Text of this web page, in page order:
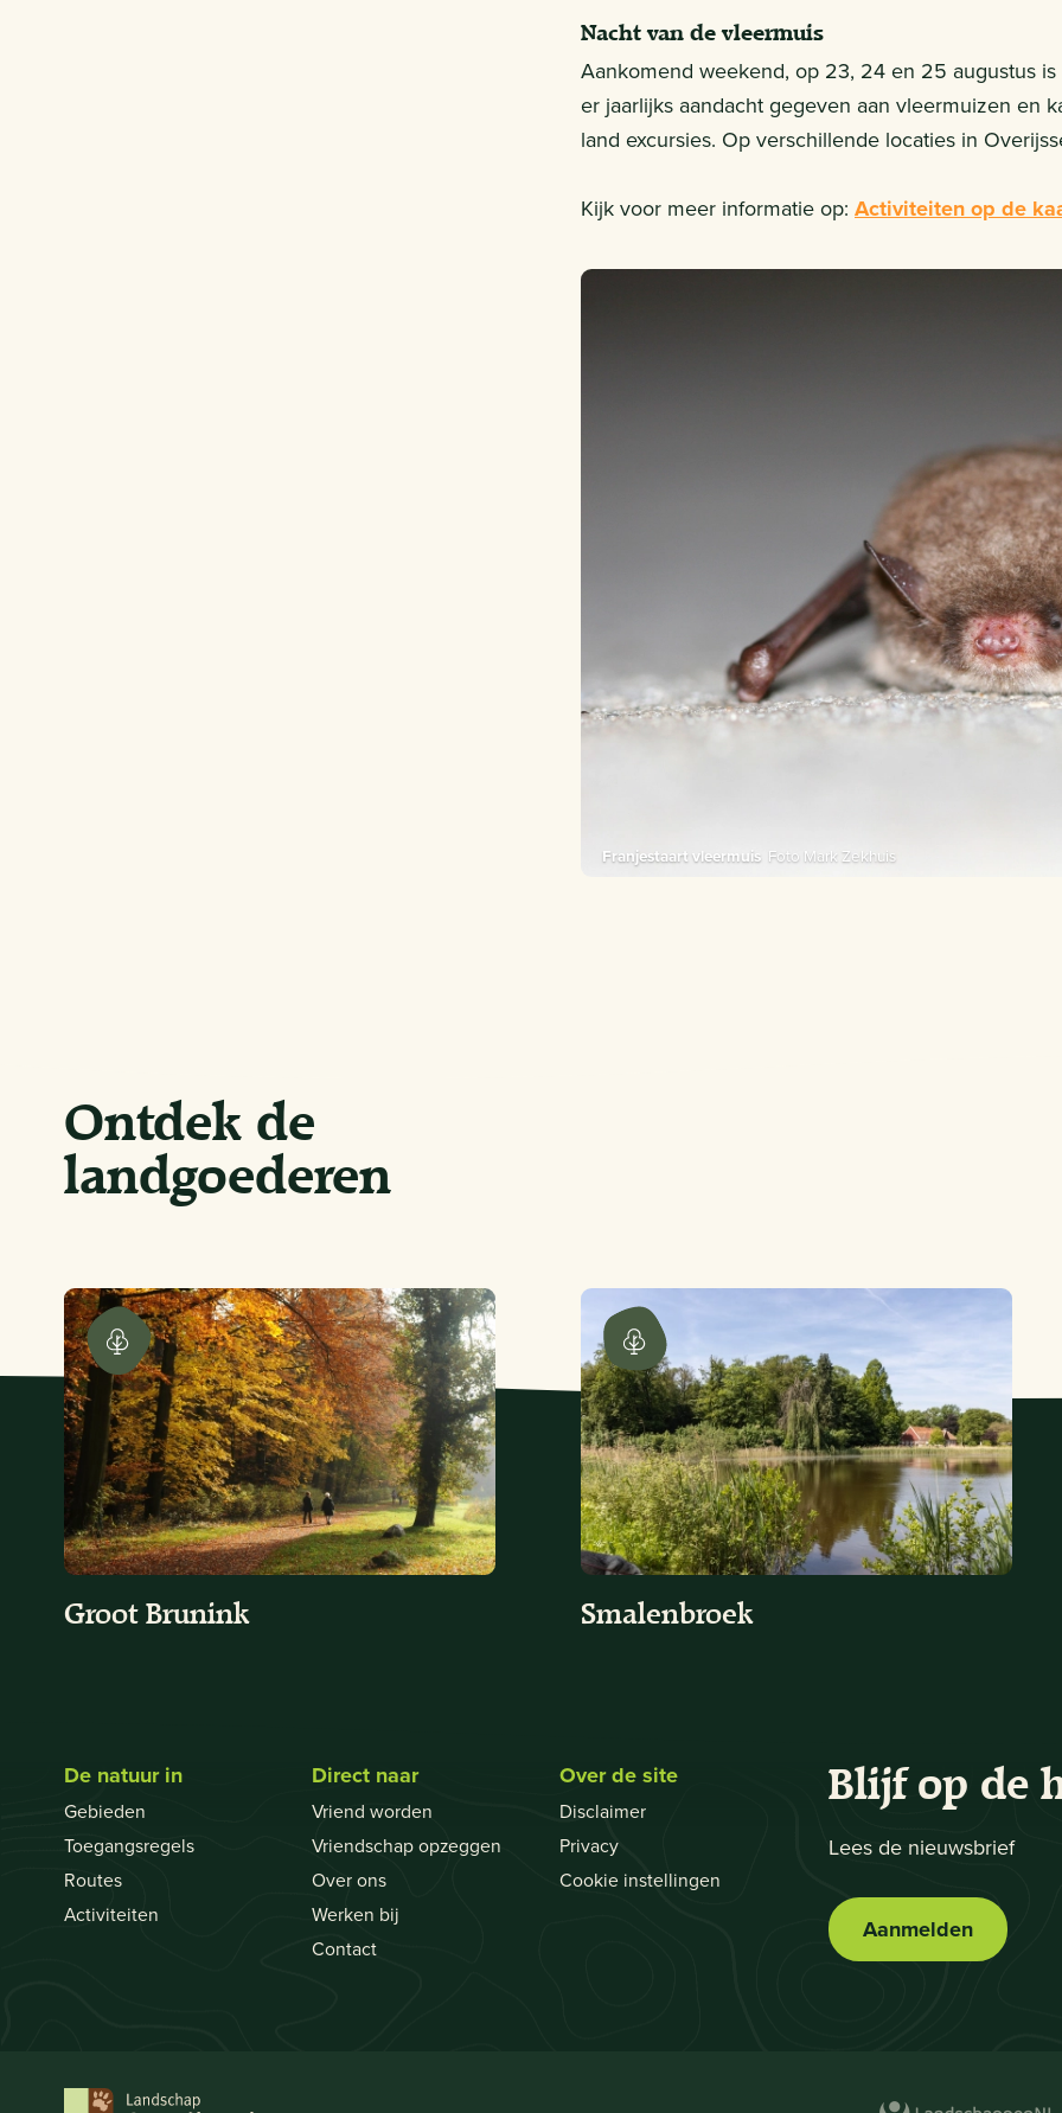
Nacht van de vleermuis
Aankomend weekend, op 23, 24 en 25 augustus
er jaarlijks aandacht gegeven aan vleermuizen en
land excursies. Op verschillende locaties in
Kijk voor meer informatie op: Activiteiten op de
Franjestaart vleermuis Foto Mark Zekhuis
Ontdek de
landgoederen
Groot Brunink Smalenbroek
De natuur in
Gebieden
Toegangsregels
Routes
Activiteiten
Direct naar
Vriend worden
Vriendschap opzeggen
Over ons
Werken bij
Contact
Over de site
Disclaimer
Privacy
Cookie instellingen
Blijf op de
Lees de nieuwsbrief
Aanmelden